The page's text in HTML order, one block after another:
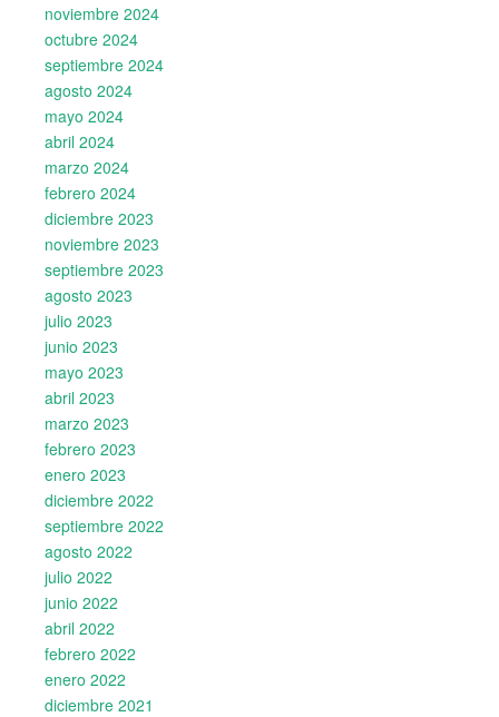
noviembre 2024
octubre 2024
septiembre 2024
agosto 2024
mayo 2024
abril 2024
marzo 2024
febrero 2024
diciembre 2023
noviembre 2023
septiembre 2023
agosto 2023
julio 2023
junio 2023
mayo 2023
abril 2023
marzo 2023
febrero 2023
enero 2023
diciembre 2022
septiembre 2022
agosto 2022
julio 2022
junio 2022
abril 2022
febrero 2022
enero 2022
diciembre 2021